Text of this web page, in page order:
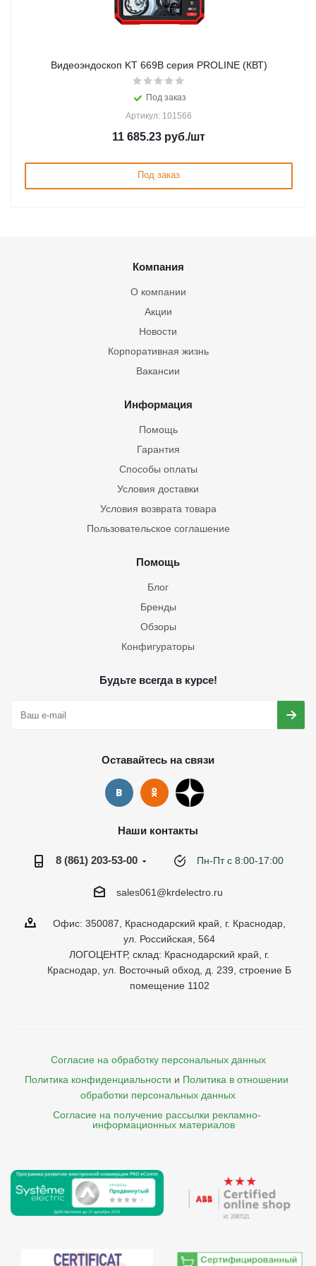
Видеоэндоскоп KT 669В серия PROLINE (КВТ)
Под заказ
Артикул: 101566
11 685.23 руб./шт
Под заказ
Компания
О компании
Акции
Новости
Корпоративная жизнь
Вакансии
Информация
Помощь
Гарантия
Способы оплаты
Условия доставки
Условия возврата товара
Пользовательское соглашение
Помощь
Блог
Бренды
Обзоры
Конфигураторы
Будьте всегда в курсе!
Оставайтесь на связи
Наши контакты
8 (861) 203-53-00 Пн-Пт с 8:00-17:00
sales061@krdelectro.ru
Офис: 350087, Краснодарский край, г. Краснодар,
ул. Российская, 564
ЛОГОЦЕНТР, склад: Краснодарский край, г.
Краснодар, ул. Восточный обход, д. 239, строение Б
помещение 1102
Согласие на обработку персональных данных
Политика конфиденциальности и Политика в отношении
обработки персональных данных
Согласие на получение рассылки рекламно-
    информационных материалов